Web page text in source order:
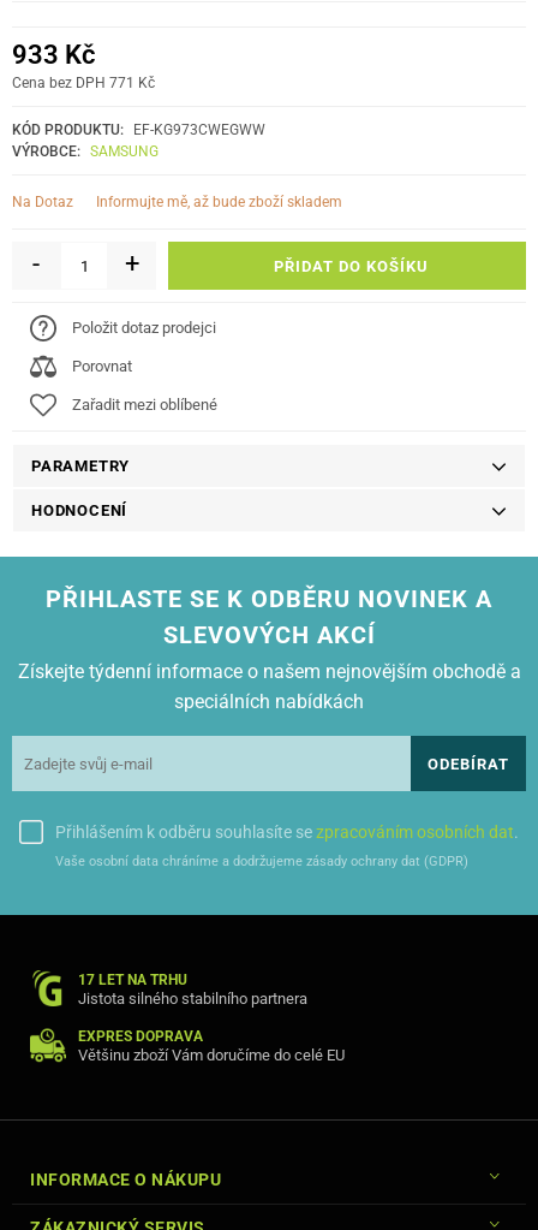
933 Kč
Cena bez DPH 771 Kč
KÓD PRODUKTU:
EF-KG973CWEGWW
VÝROBCE: SAMSUNG
Na Dotaz informujte mě, až bude zboží skladem
- + PŘIDAT DO KOŠÍKU
Položit dotaz prodejci
Porovnat
Zařadit mezi oblíbené
PARAMETRY
HODNOCENÍ
PŘIHLASTE SE K ODBĚRU NOVINEK A
SLEVOVÝCH AKCÍ
Získejte týdenní informace o našem nejnovějším obchodě a
speciálních nabídkách
ODEBÍRAT
Přihlášením k odběru souhlasíte sezpracováním osobních dat.
Vaše osobní data chráníme a dodržujeme zásady ochrany dat (GDPR)
17 LET NA TRHU
Jistota silného stabilního partnera
EXPRES DOPRAVA
Většinu zboží Vám doručíme do celé EU
INFORMACE O NÁKUPU